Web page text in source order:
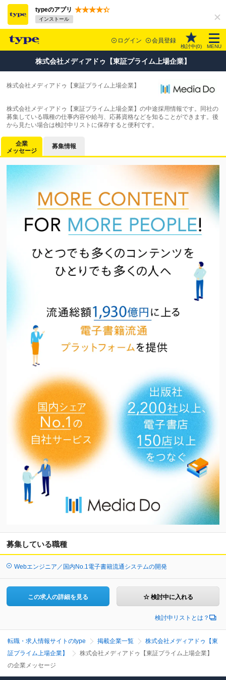
typeのアプリ
インストール
ログイン 会員登録
検討中(0) MENU
株式会社メディアドゥ【東証プライム上場企業】
株式会社メディアドゥ【東証プライム上場企業】
株式会社メディアドゥ【東証プライム上場企業】の中途採用情報です。同社の
募集している職種の仕事内容や給与、応募資格などを知ることができます。後
から見たい場合は検討中リストに保存すると便利です。
企業
メッセージ
募集情報
募集している職種
Webエンジニア／国内No.1電子書籍流通システムの開発
この求人の詳細を見る ☆ 検討中に入れる
検討中リストとは？
転職・求人情報サイトのtype 掲載企業一覧
株式会社メディアドゥ【東
証プライム上場企業】
株式会社メディアドゥ【東証プライム上場企業】
の企業メッセージ